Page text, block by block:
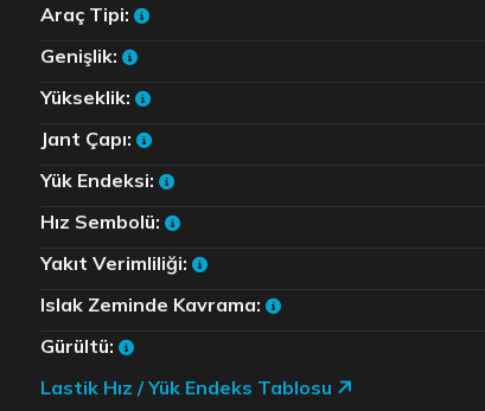
Araç Tipi:
Genişlik:
Yükseklik:
Jant Çapı:
Yük Endeksi:
Hız Sembolü:
Yakıt Verimliliği:
Islak Zeminde Kavrama:
Gürültü:
Lastik Hız / Yük Endeks Tablosu